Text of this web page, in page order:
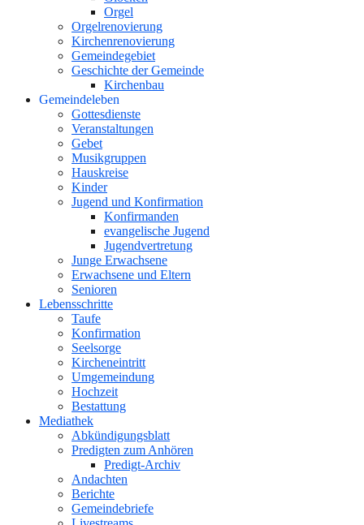
Orgel
Orgelrenovierung
Kirchenrenovierung
Gemeindegebiet
Geschichte der Gemeinde
Kirchenbau
Gemeindeleben
Gottesdienste
Veranstaltungen
Gebet
Musikgruppen
Hauskreise
Kinder
Jugend und Konfirmation
Konfirmanden
evangelische Jugend
Jugendvertretung
Junge Erwachsene
Erwachsene und Eltern
Senioren
Lebensschritte
Taufe
Konfirmation
Seelsorge
Kircheneintritt
Umgemeindung
Hochzeit
Bestattung
Mediathek
Abkündigungsblatt
Predigten zum Anhören
Predigt-Archiv
Andachten
Berichte
Gemeindebriefe